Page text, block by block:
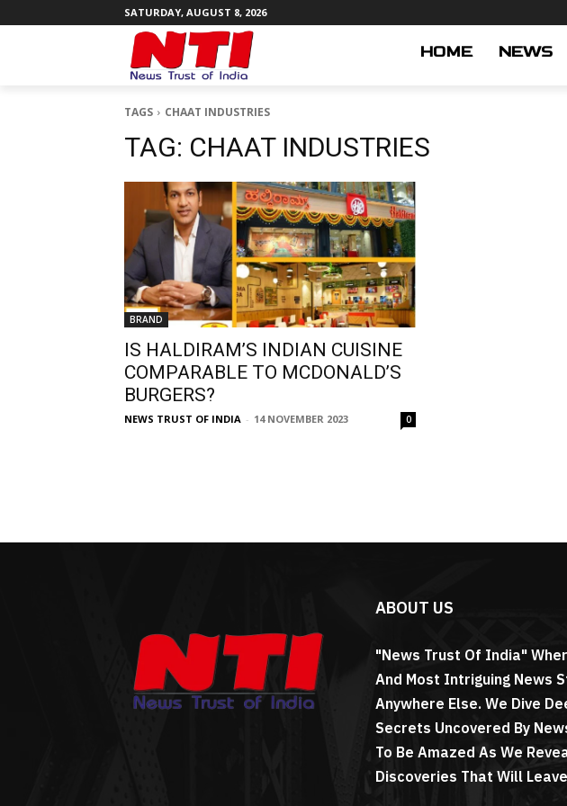
SATURDAY, AUGUST 8, 2026
HOME NEWS
TAGS CHAAT INDUSTRIES
TAG: CHAAT INDUSTRIES
BRAND
IS HALDIRAM’S INDIAN CUISINE
COMPARABLE TO MCDONALD’S
BURGERS?
NEWS TRUST OF INDIA - 14 NOVEMBER 2023 0
ABOUT US
"News Trust Of India"
And Most Intriguing News
Anywhere Else. We Dive
Secrets Uncovered By
To Be Amazed As We
Discoveries That Will